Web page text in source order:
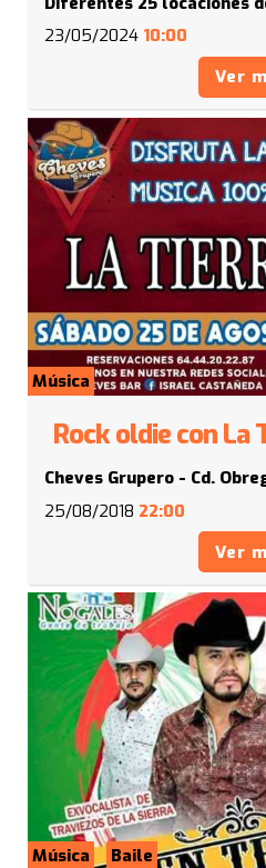
23/05/2024 10:00
Ver
Música
Rock oldie con La
Cheves Grupero - Cd.
25/08/2018 22:00
Ver
Música Baile